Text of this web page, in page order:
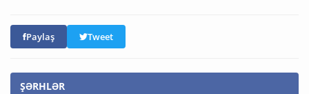
Paylaş Tweet
ŞƏRHLƏR